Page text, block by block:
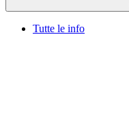
Tutte le info